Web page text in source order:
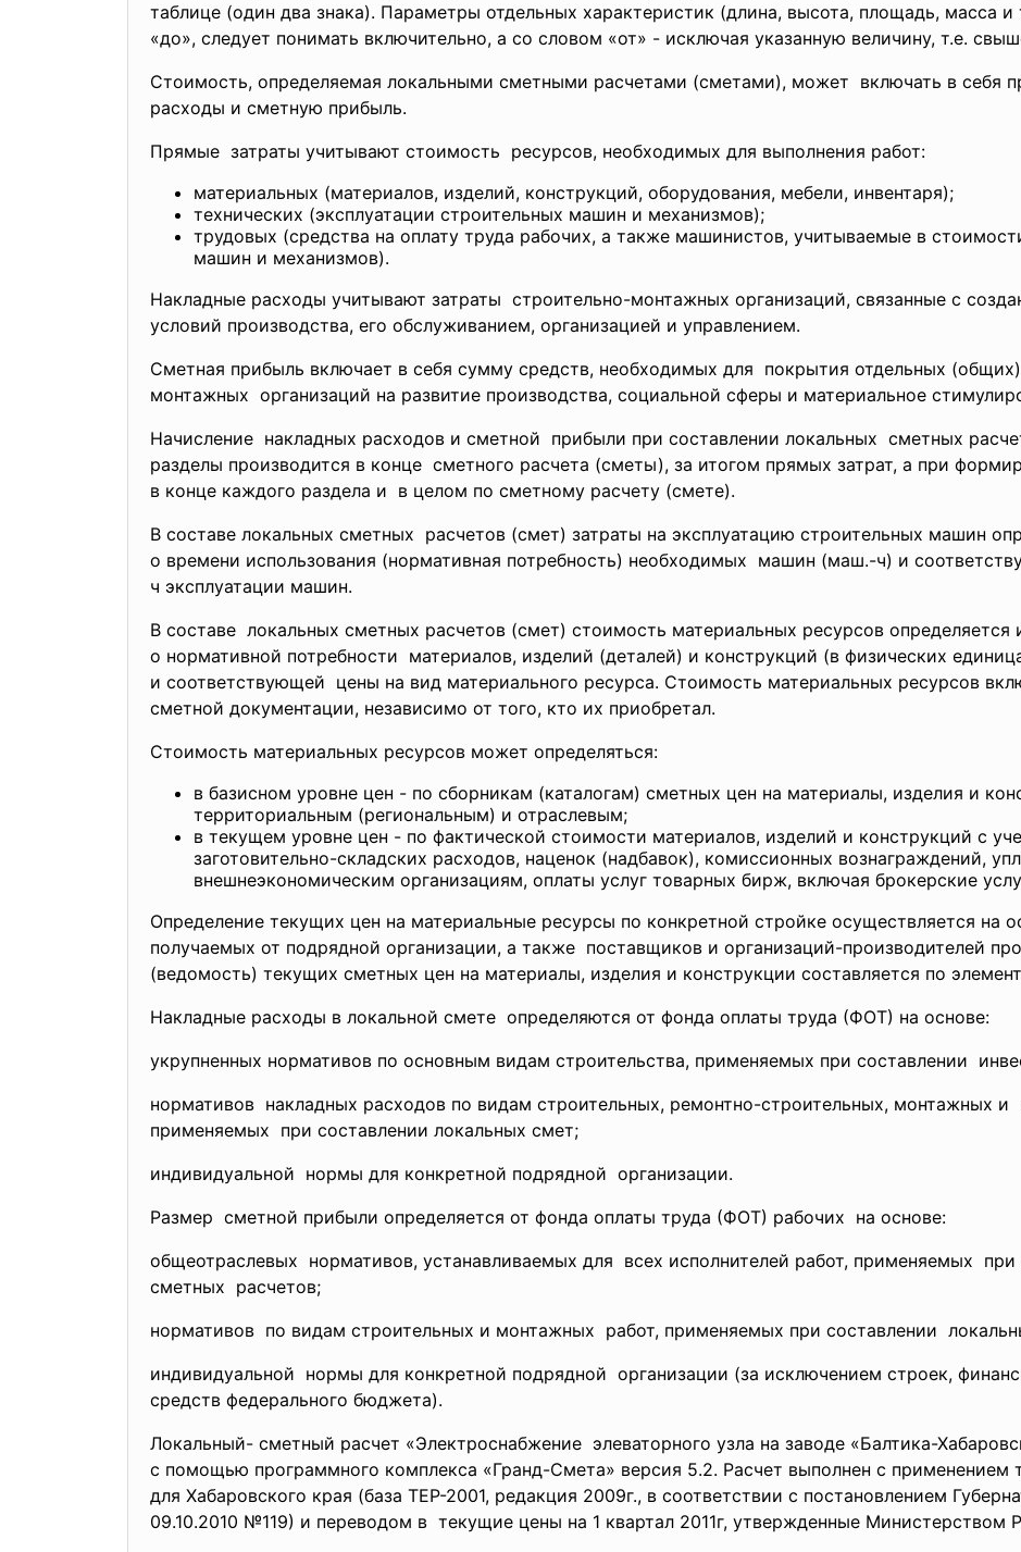
таблице (один два знака). Параметры отдельных характеристик (длина, высота, площадь, масса
«до», следует понимать включительно, а со словом «от» - исключая указанную величину, т.е.
Стоимость, определяемая локальными сметными расчетами (сметами), может включать в себя
расходы и сметную прибыль.
Прямые затраты учитывают стоимость ресурсов, необходимых для выполнения работ:
материальных (материалов, изделий, конструкций, оборудования, мебели, инвентаря);
технических (эксплуатации строительных машин и механизмов);
трудовых (средства на оплату труда рабочих, а также машинистов, учитываемые в
машин и механизмов).
Накладные расходы учитывают затраты строительно-монтажных организаций, связанные с
условий производства, его обслуживанием, организацией и управлением.
Сметная прибыль включает в себя сумму средств, необходимых для покрытия отдельных
монтажных организаций на развитие производства, социальной сферы и материальное
Начисление накладных расходов и сметной прибыли при составлении локальных сметных
разделы производится в конце сметного расчета (сметы), за итогом прямых затрат, а при
в конце каждого раздела и в целом по сметному расчету (смете).
В составе локальных сметных расчетов (смет) затраты на эксплуатацию строительных машин
о времени использования (нормативная потребность) необходимых машин (маш.-ч) и
ч эксплуатации машин.
В составе локальных сметных расчетов (смет) стоимость материальных ресурсов определяется
о нормативной потребности материалов, изделий (деталей) и конструкций (в физических
и соответствующей цены на вид материального ресурса. Стоимость материальных ресурсов
сметной документации, независимо от того, кто их приобретал.
Стоимость материальных ресурсов может определяться:
в базисном уровне цен - по сборникам (каталогам) сметных цен на материалы, изделия и
территориальным (региональным) и отраслевым;
в текущем уровне цен - по фактической стоимости материалов, изделий и конструкций с
заготовительно-складских расходов, наценок (надбавок), комиссионных вознаграждений,
внешнеэкономическим организациям, оплаты услуг товарных бирж, включая брокерские
Определение текущих цен на материальные ресурсы по конкретной стройке осуществляется на
получаемых от подрядной организации, а также поставщиков и организаций-производителей
(ведомость) текущих сметных цен на материалы, изделия и конструкции составляется по
Накладные расходы в локальной смете определяются от фонда оплаты труда (ФОТ) на основе:
укрупненных нормативов по основным видам строительства, применяемых при составлении
нормативов накладных расходов по видам строительных, ремонтно-строительных, монтажных и
применяемых при составлении локальных смет;
индивидуальной нормы для конкретной подрядной организации.
Размер сметной прибыли определяется от фонда оплаты труда (ФОТ) рабочих на основе:
общеотраслевых нормативов, устанавливаемых для всех исполнителей работ, применяемых при
сметных расчетов;
нормативов по видам строительных и монтажных работ, применяемых при составлении
индивидуальной нормы для конкретной подрядной организации (за исключением строек,
средств федерального бюджета).
Локальный- сметный расчет «Электроснабжение элеваторного узла на заводе «Балтика-
с помощью программного комплекса «Гранд-Смета» версия 5.2. Расчет выполнен с применением
для Хабаровского края (база ТЕР-2001, редакция 2009г., в соответствии с постановлением
09.10.2010 №119) и переводом в текущие цены на 1 квартал 2011г, утвержденные Министерством